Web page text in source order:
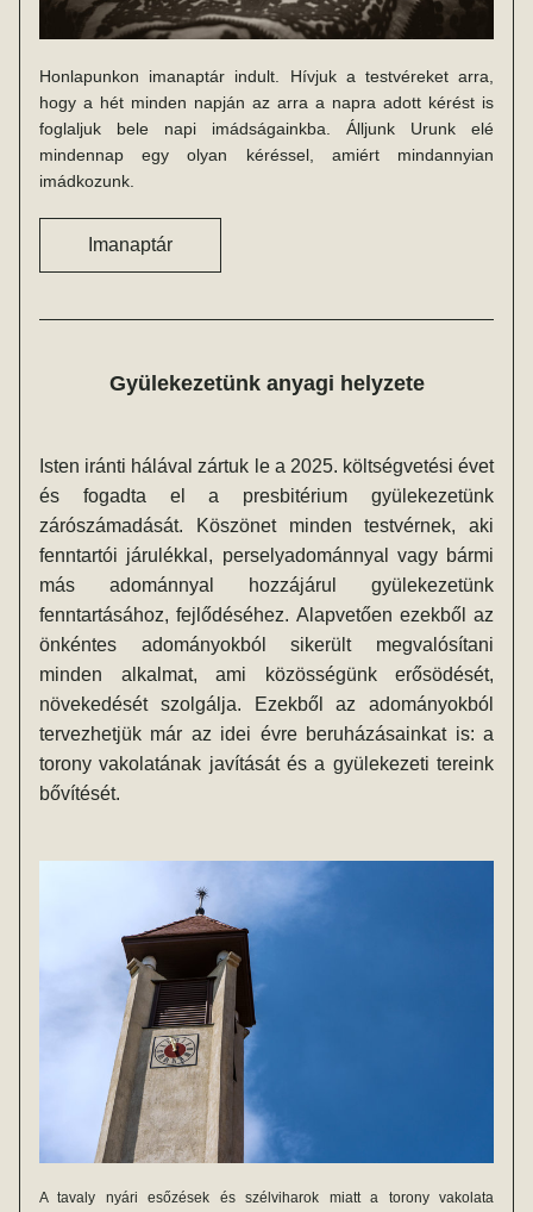
Honlapunkon imanaptár indult. Hívjuk a testvéreket arra,
hogy a hét minden napján az arra a napra adott kérést is
foglaljuk bele napi imádságainkba. Álljunk Urunk elé
mindennap egy olyan kéréssel, amiért mindannyian
imádkozunk.
Imanaptár
Gyülekezetünk anyagi helyzete
Isten iránti hálával zártuk le a 2025. költségvetési évet
és fogadta el a presbitérium gyülekezetünk
zárószámadását. Köszönet minden testvérnek, aki
fenntartói járulékkal, perselyadománnyal vagy bármi
más adománnyal hozzájárul gyülekezetünk
fenntartásához, fejlődéséhez. Alapvetően ezekből az
önkéntes adományokból sikerült megvalósítani
minden alkalmat, ami közösségünk erősödését,
növekedését szolgálja. Ezekből az adományokból
tervezhetjük már az idei évre beruházásainkat is: a
torony vakolatának javítását és a gyülekezeti tereink
bővítését.
A tavaly nyári esőzések és szélviharok miatt a torony vakolata